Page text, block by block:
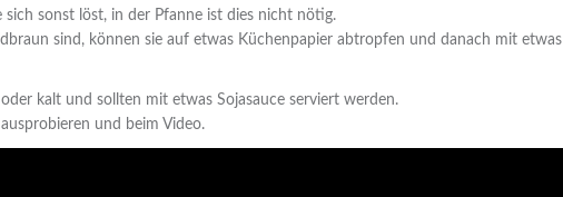
sich sonst löst, in der Pfanne ist dies nicht nötig.
sind, können sie auf etwas Küchenpapier abtropfen und danach mit etwas
kalt und sollten mit etwas Sojasauce serviert werden.
und beim Video.